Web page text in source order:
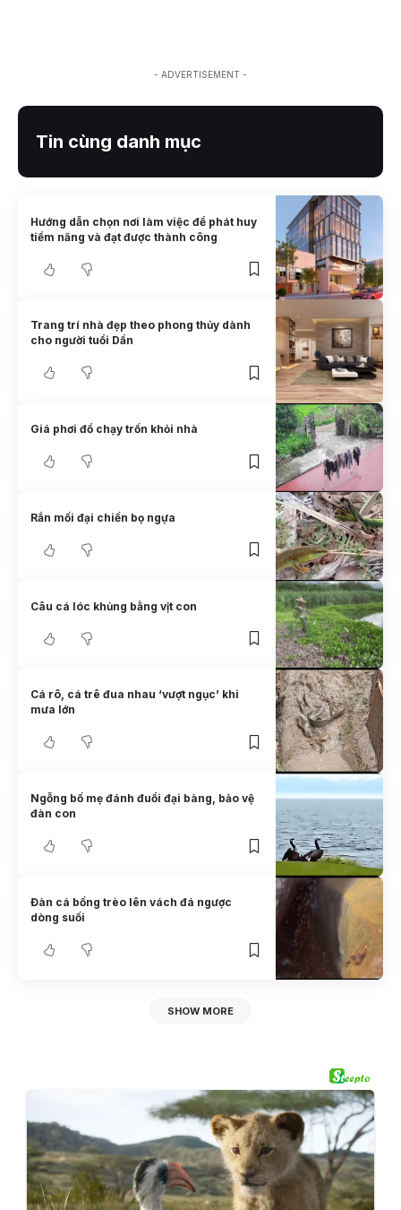
- ADVERTISEMENT -
Tin cùng danh mục
Hướng dẫn chọn nơi làm việc để phát huy
tiềm năng và đạt được thành công
Trang trí nhà đẹp theo phong thủy dành
cho người tuổi Dần
Giá phơi đồ chạy trốn khỏi nhà
Rắn mối đại chiến bọ ngựa
Câu cá lóc khủng bằng vịt con
Cá rô, cá trê đua nhau ‘vượt ngục’ khi
mưa lớn
Ngỗng bố mẹ đánh đuổi đại bàng, bảo vệ
đàn con
Đàn cá bống trèo lên vách đá ngược
dòng suối
SHOW MORE